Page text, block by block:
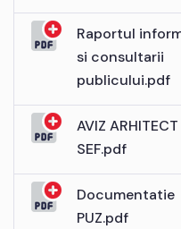
Raportul
si consultarii
publicului.pdf
AVIZ ARHITECT
SEF.pdf
Documentatie
PUZ.pdf